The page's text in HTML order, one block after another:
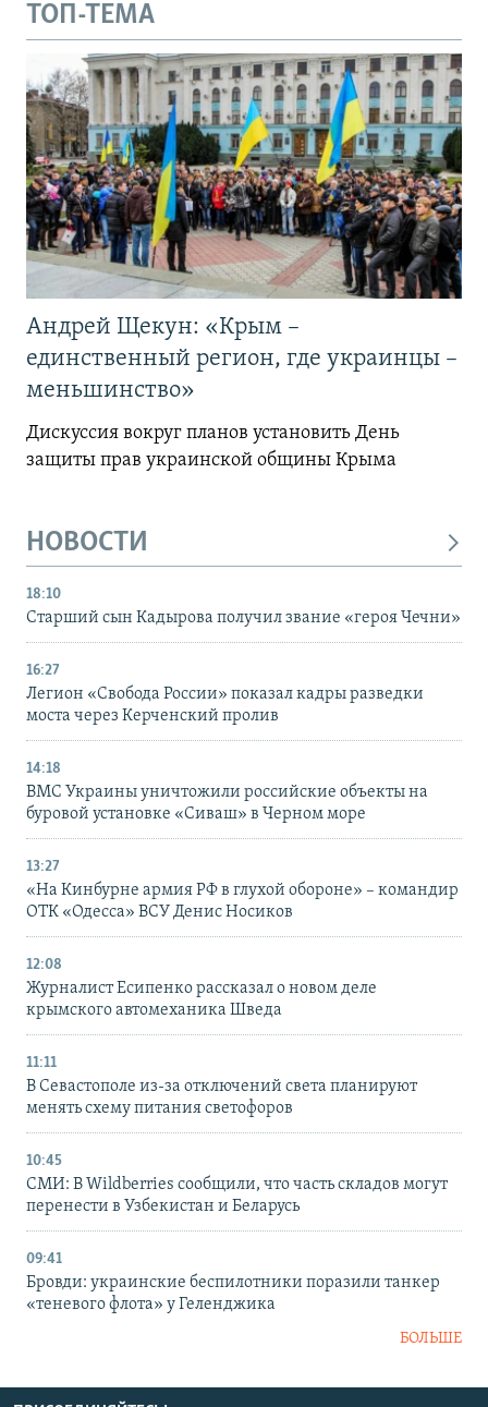
ТОП-ТЕМА
Андрей Щекун: «Крым –
единственный регион, где украинцы –
меньшинство»
Дискуссия вокруг планов установить День
защиты прав украинской общины Крыма
НОВОСТИ
18:10
Старший сын Кадырова получил звание «героя Чечни»
16:27
Легион «Свобода России» показал кадры разведки
моста через Керченский пролив
14:18
ВМС Украины уничтожили российские объекты на
буровой установке «Сиваш» в Черном море
13:27
«На Кинбурне армия РФ в глухой обороне» – командир
ОТК «Одесса» ВСУ Денис Носиков
12:08
Журналист Есипенко рассказал о новом деле
крымского автомеханика Шведа
11:11
В Севастополе из-за отключений света планируют
менять схему питания светофоров
10:45
СМИ: В Wildberries сообщили, что часть складов могут
перенести в Узбекистан и Беларусь
09:41
Бровди: украинские беспилотники поразили танкер
«теневого флота» у Геленджика
БОЛЬШЕ